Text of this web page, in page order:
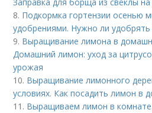
8. Подкормка гортензии осенью
удобрениями. Нужно ли
9. Выращивание лимона в
Домашний лимон: уход за
урожая
10. Выращивание лимонного
условиях. Как посадить лимон в
11. Выращиваем лимон в